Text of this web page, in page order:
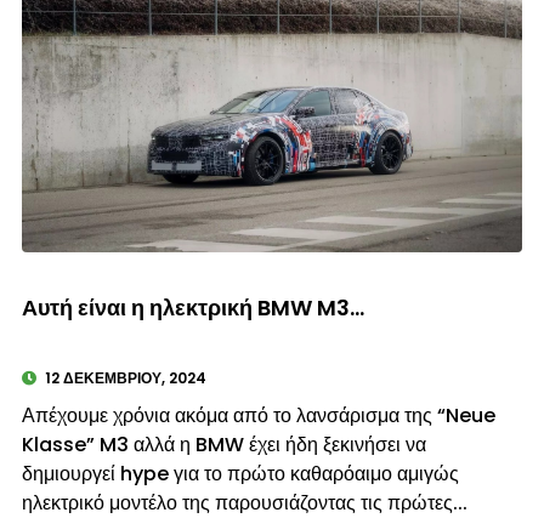
Αυτή είναι η ηλεκτρική BMW M3…
12 ΔΕΚΕΜΒΡΊΟΥ, 2024
Απέχουμε χρόνια ακόμα από το λανσάρισμα της “Neue
Klasse” M3 αλλά η BMW έχει ήδη ξεκινήσει να
δημιουργεί hype για το πρώτο καθαρόαιμο αμιγώς
ηλεκτρικό μοντέλο της παρουσιάζοντας τις πρώτες...